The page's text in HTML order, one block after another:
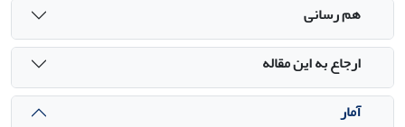
هم رسانی
ارجاع به این مقاله
آمار